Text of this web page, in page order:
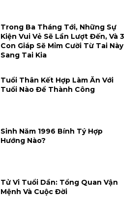
Trong Ba Tháng Tới, Những Sự
Kiện Vui Vẻ Sẽ Lần Lượt Đến, Và 3
Con Giáp Sẽ Mỉm Cười Từ Tai Này
Sang Tai Kia
Tuổi Thân Kết Hợp Làm Ăn Với
Tuổi Nào Để Thành Công
Sinh Năm 1996 Bính Tý Hợp
Hướng Nào?
Tử Vi Tuổi Dần: Tổng Quan Vận
Mệnh Và Cuộc Đời